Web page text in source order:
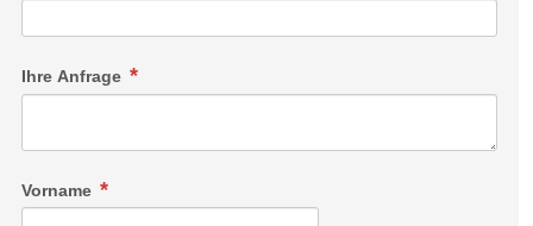
Ihre Anfrage
Vorname